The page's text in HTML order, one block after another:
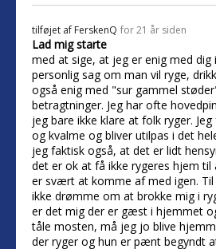
tilføjet af FerskenQ for 21 år siden
Lad mig starte
med at sige, at jeg er enig med dig
personlig sag om man vil ryge,
også enig med "sur gammel
betragtninger. Jeg har ofte
jeg bare ikke klare at folk ryger.
og kvalme og bliver utilpas i det
jeg faktisk også, at det er lidt
det er ok at få ikke rygeres hjem
er svært at komme af med igen.
ikke drømme om at brokke mig i
er det mig der er gæst i hjemmet
tåle mosten, må jeg jo blive
der ryger og hun er pænt begyndt